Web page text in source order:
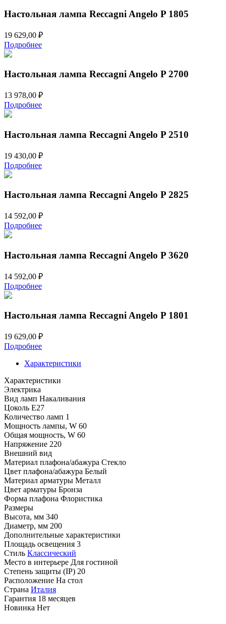
Настольная лампа Reccagni Angelo P 1805
19 629,00 ₽
Подробнее
Настольная лампа Reccagni Angelo P 2700
13 978,00 ₽
Подробнее
Настольная лампа Reccagni Angelo P 2510
19 430,00 ₽
Подробнее
Настольная лампа Reccagni Angelo P 2825
14 592,00 ₽
Подробнее
Настольная лампа Reccagni Angelo P 3620
14 592,00 ₽
Подробнее
Настольная лампа Reccagni Angelo P 1801
19 629,00 ₽
Подробнее
Характеристики
Характеристики
Электрика
Вид ламп Накаливания
Цоколь E27
Количество ламп 1
Мощность лампы, W 60
Общая мощность, W 60
Напряжение 220
Внешний вид
Материал плафона/абажура Стекло
Цвет плафона/абажура Белый
Материал арматуры Металл
Цвет арматуры Бронза
Форма плафона Флористика
Размеры
Высота, мм 340
Диаметр, мм 200
Дополнительные характеристики
Площадь освещения 3
Стиль Классический
Место в интерьере Для гостиной
Степень защиты (IP) 20
Расположение На стол
Страна Италия
Гарантия 18 месяцев
Новинка Нет